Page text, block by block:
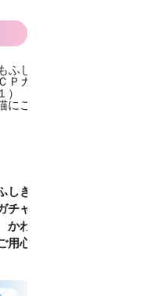
ピーチ
ちゃ事